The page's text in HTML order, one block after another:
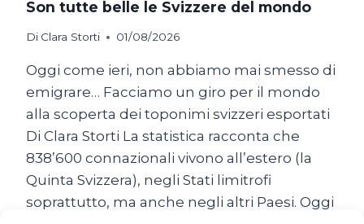
Son tutte belle le Svizzere del mondo
Di Clara Storti 01/08/2026
Oggi come ieri, non abbiamo mai smesso di
emigrare… Facciamo un giro per il mondo
alla scoperta dei toponimi svizzeri esportati
Di Clara Storti La statistica racconta che
838’600 connazionali vivono all’estero (la
Quinta Svizzera), negli Stati limitrofi
soprattutto, ma anche negli altri Paesi. Oggi